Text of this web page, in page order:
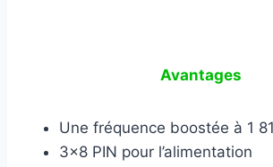
Avantages
Une fréquence boostée à 1
3×8 PIN pour l’alimentation